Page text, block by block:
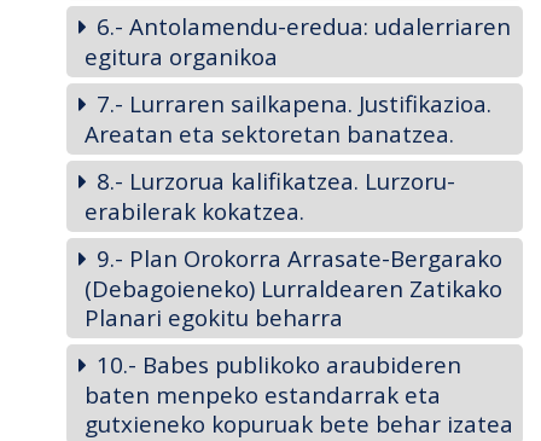
6.- Antolamendu-eredua: udalerriaren
egitura organikoa
7.- Lurraren sailkapena. Justifikazioa.
Areatan eta sektoretan banatzea.
8.- Lurzorua kalifikatzea. Lurzoru-
erabilerak kokatzea.
9.- Plan Orokorra Arrasate-Bergarako
(Debagoieneko) Lurraldearen Zatikako
Planari egokitu beharra
10.- Babes publikoko araubideren
baten menpeko estandarrak eta
gutxieneko kopuruak bete behar izatea